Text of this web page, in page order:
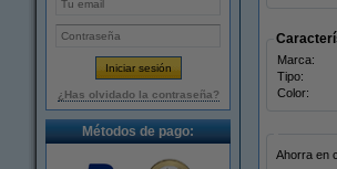
¿Has olvidado la contraseña?
Métodos de pago:
Marca:
Tipo:
Color:
Ahorra en